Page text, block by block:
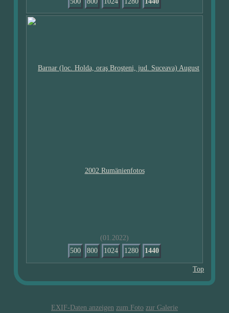
(01.2022)
500
800 1024 1280 1440
Top
EXIF-Daten anzeigen zum Foto zur Galerie